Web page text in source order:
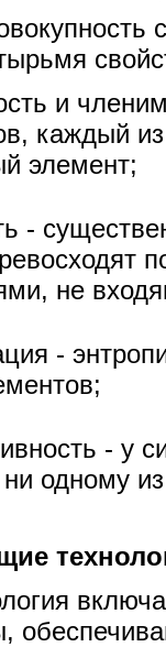
и
каждый
элемент;
-
не
-
- у
одному